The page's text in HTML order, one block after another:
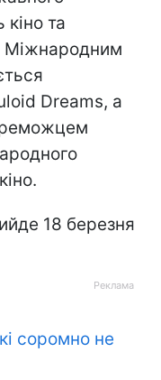
кіно та
Міжнародним
Dreams, а
18 березня
соромно не